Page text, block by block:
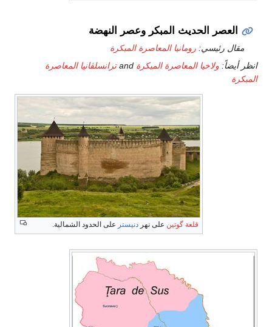
العصر الحديث المبكر وعصر النهضة
مقال رئيسي:رومانيا المعاصرة المبكرة
انظر أيضاً: ولاخيا المعاصرة المبكرة
ترانسلڤانيا المعاصرة
المبكرة
قلعة گوتين على نهر دنيستر على الحدود الشمالية.